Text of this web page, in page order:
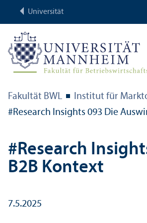
Universität
Fakultät BWL Institut für
#Research Insights 093 Die
#Research
B2B Kontext
7.5.2025